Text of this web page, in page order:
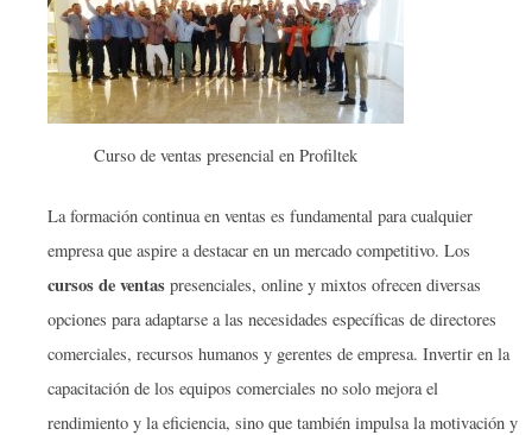
Curso de ventas presencial en Profiltek
La formación continua en ventas es fundamental para cualquier
empresa que aspire a destacar en un mercado competitivo. Los
cursos de ventas presenciales, online y mixtos ofrecen diversas
opciones para adaptarse a las necesidades específicas de directores
comerciales, recursos humanos y gerentes de empresa. Invertir en la
capacitación de los equipos comerciales no solo mejora el
rendimiento y la eficiencia, sino que también impulsa la motivación y